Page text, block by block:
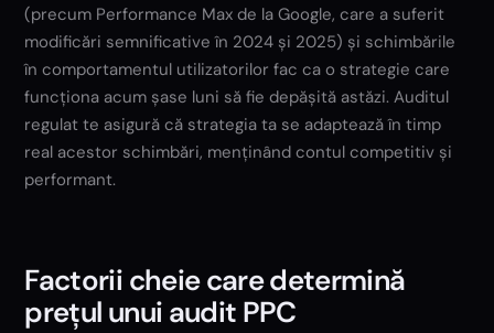
(precum Performance Max de la Google, care a suferit
modificări semnificative în 2024 și 2025) și schimbările
în comportamentul utilizatorilor fac ca o strategie care
funcționa acum șase luni să fie depășită astăzi. Auditul
regulat te asigură că strategia ta se adaptează în timp
real acestor schimbări, menținând contul competitiv și
performant.
Factorii cheie care determină
prețul unui audit PPC